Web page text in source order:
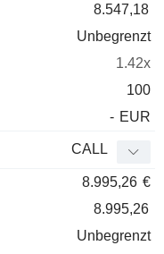
8.547,18
Unbegrenzt
1.42x
100
- EUR
CALL
8.995,26 €
8.995,26
Unbegrenzt